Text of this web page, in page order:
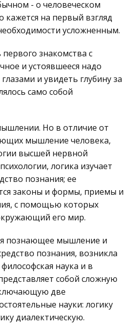
и права
Базы данных
органы
(государственное) право
и права зарубежных
и кредитование
дни атлеты соревн
10-13 веков
каждого племени и
самобытные черты и
соседних земель и
с христианством Русь
античной, прежде всего г
справочной
4 1. Понятие об
и их программной
4 2. База данных и способы
4 3. Разработка си
распада СССР перемены
на региональном
Юга России. Будучи ранее
страны, Юг России
территори
- о человеческом
на первый взгляд
усложненным.
знакомства с
и устоявшееся надо
и увидеть глубину за
само собой
Но в отличие от
мышление человека,
высшей нервной
логика изучает
познания; ее
законы и формы, приемы и
с помощью которых
его мир.
познающее мышление и
познания, возникла
наука и в
собой сложную
две
науки: логику
диалектическую.